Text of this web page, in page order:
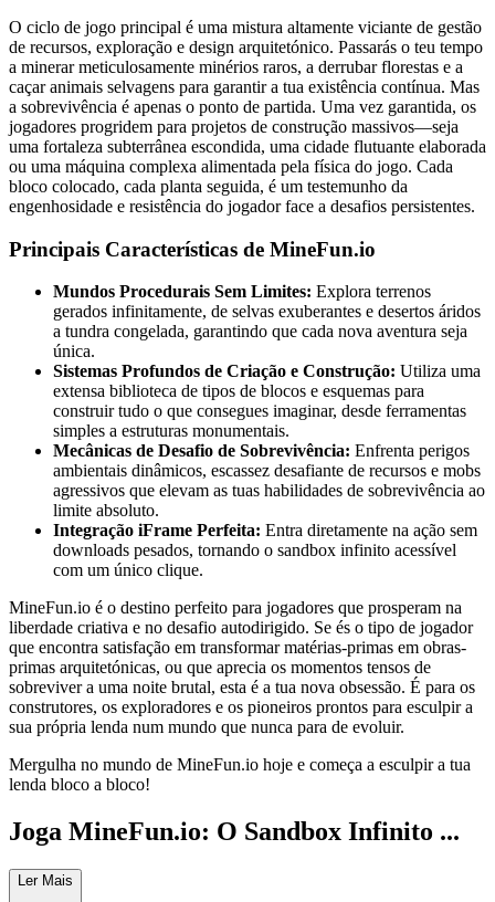
O ciclo de jogo principal é uma mistura altamente viciante de gestão
de recursos, exploração e design arquitetónico. Passarás o teu tempo
a minerar meticulosamente minérios raros, a derrubar florestas e a
caçar animais selvagens para garantir a tua existência contínua. Mas
a sobrevivência é apenas o ponto de partida. Uma vez garantida, os
jogadores progridem para projetos de construção massivos—seja
uma fortaleza subterrânea escondida, uma cidade flutuante elaborada
ou uma máquina complexa alimentada pela física do jogo. Cada
bloco colocado, cada planta seguida, é um testemunho da
engenhosidade e resistência do jogador face a desafios persistentes.
Principais Características de MineFun.io
Mundos Procedurais Sem Limites: Explora terrenos
gerados infinitamente, de selvas exuberantes e desertos áridos
a tundra congelada, garantindo que cada nova aventura seja
única.
Sistemas Profundos de Criação e Construção: Utiliza uma
extensa biblioteca de tipos de blocos e esquemas para
construir tudo o que consegues imaginar, desde ferramentas
simples a estruturas monumentais.
Mecânicas de Desafio de Sobrevivência: Enfrenta perigos
ambientais dinâmicos, escassez desafiante de recursos e mobs
agressivos que elevam as tuas habilidades de sobrevivência ao
limite absoluto.
Integração iFrame Perfeita: Entra diretamente na ação sem
downloads pesados, tornando o sandbox infinito acessível
com um único clique.
MineFun.io é o destino perfeito para jogadores que prosperam na
liberdade criativa e no desafio autodirigido. Se és o tipo de jogador
que encontra satisfação em transformar matérias-primas em obras-
primas arquitetónicas, ou que aprecia os momentos tensos de
sobreviver a uma noite brutal, esta é a tua nova obsessão. É para os
construtores, os exploradores e os pioneiros prontos para esculpir a
sua própria lenda num mundo que nunca para de evoluir.
Mergulha no mundo de MineFun.io hoje e começa a esculpir a tua
lenda bloco a bloco!
Joga MineFun.io: O Sandbox Infinito ...
Espera!
Ler Mais